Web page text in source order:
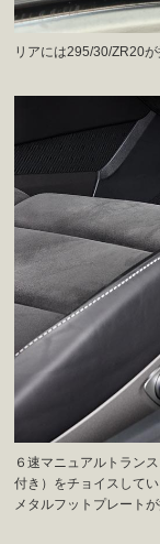
リアには295/30/ZR20が
６速マニュアルトラン
付き）をチョイスしてい
メタルフットプレート